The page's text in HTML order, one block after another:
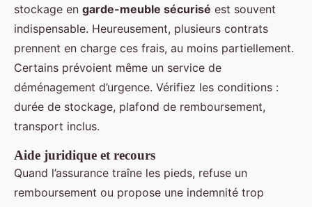
stockage en garde-meuble sécurisé est souvent
indispensable. Heureusement, plusieurs contrats
prennent en charge ces frais, au moins partiellement.
Certains prévoient même un service de
déménagement d’urgence. Vérifiez les conditions :
durée de stockage, plafond de remboursement,
transport inclus.
Aide juridique et recours
Quand l’assurance traîne les pieds, refuse un
remboursement ou propose une indemnité trop